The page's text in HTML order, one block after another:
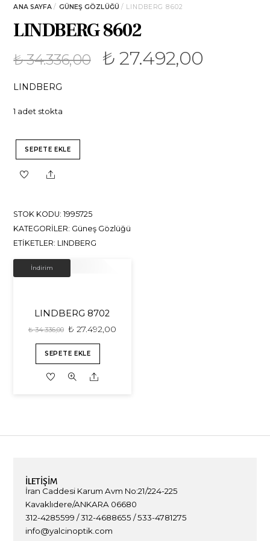
ANA SAYFA/ GÜNEŞ GÖZLÜĞÜ/ LINDBERG 8602
LINDBERG 8602
₺34.336,00 ₺ 27.492,00
LINDBERG
1 adet stokta
SEPETE EKLE
Share
STOK KODU:1995725
KATEGORILER: Güneş Gözlüğü
ETIKETLER: LINDBERG
İndirim
LINDBERG 8702
₺34.336,00 ₺ 27.492,00
SEPETE EKLE
Share
İLETIŞIM
İran Caddesi Karum Avm No:21/224-225
Kavaklıdere/ANKARA 06680
312-4285599 / 312-4688655 / 533-4781275
info@yalcinoptik.com